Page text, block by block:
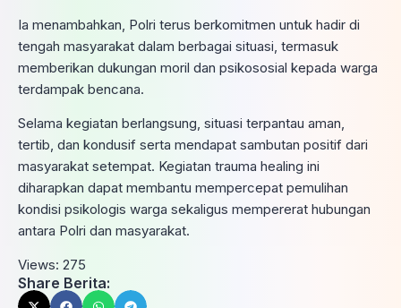
Ia menambahkan, Polri terus berkomitmen untuk hadir di
tengah masyarakat dalam berbagai situasi, termasuk
memberikan dukungan moril dan psikososial kepada warga
terdampak bencana.
Selama kegiatan berlangsung, situasi terpantau aman,
tertib, dan kondusif serta mendapat sambutan positif dari
masyarakat setempat. Kegiatan trauma healing ini
diharapkan dapat membantu mempercepat pemulihan
kondisi psikologis warga sekaligus mempererat hubungan
antara Polri dan masyarakat.
Views: 275
Share Berita: